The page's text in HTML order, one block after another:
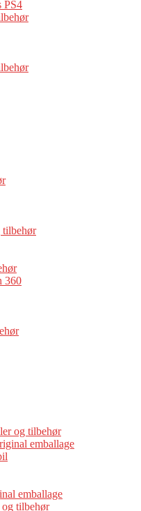
PS4
360
og tilbehør
emballage
emballage
tilbehør